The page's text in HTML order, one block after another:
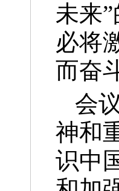
未来
必将
而奋
会
神和
识中